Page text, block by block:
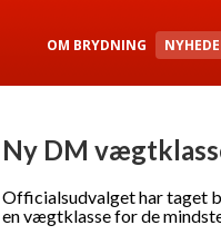
OM BRYDNING
Ny DM
Officialsudvalget har taget
en vægtklasse for de